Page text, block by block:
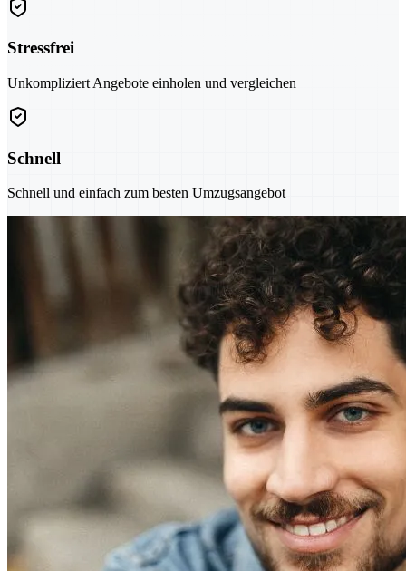
Stressfrei
Unkompliziert Angebote einholen und vergleichen
Schnell
Schnell und einfach zum besten Umzugsangebot